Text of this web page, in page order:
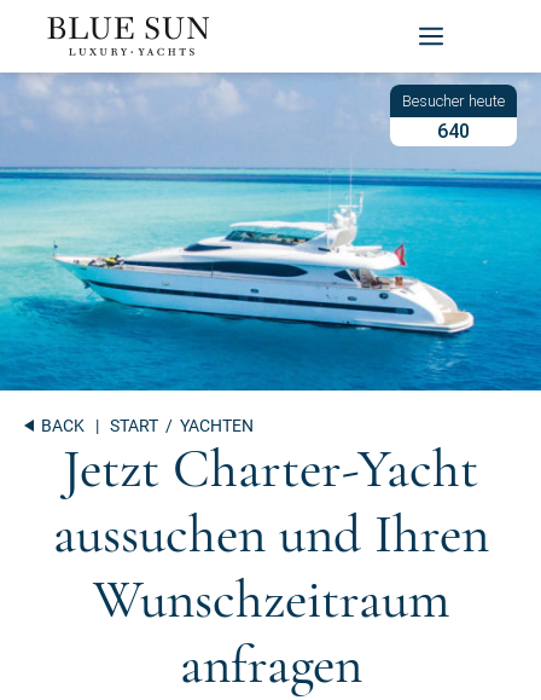
Zum
Inhalt
springen
640
BACK | START / YACHTEN
Jetzt Charter-Yacht
aussuchen und Ihren
Wunschzeitraum
anfragen